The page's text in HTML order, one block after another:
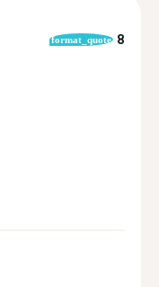
format_quote 8